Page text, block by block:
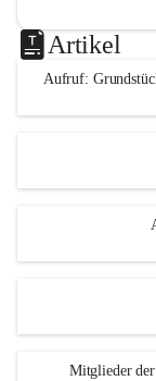
Artikel
Aufruf:
Mitglieder